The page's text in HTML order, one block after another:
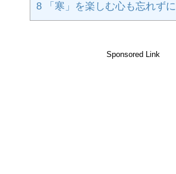
8 「寒」を楽しむ心も忘れずに
Sponsored Link